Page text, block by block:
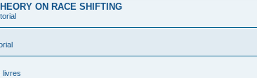
ON RACE SHIFTING
livres